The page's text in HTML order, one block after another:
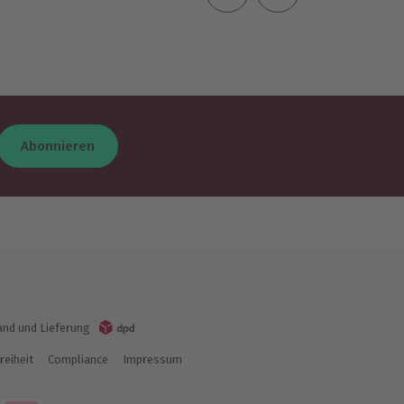
Abonnieren
und Lieferung
Compliance Impressum